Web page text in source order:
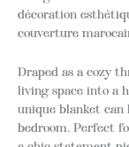
décoration
couverture
Draped as a cozy
living space into a
unique blanket can
bedroom. Perfect